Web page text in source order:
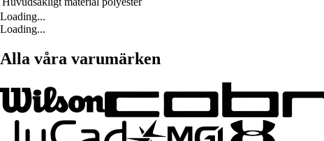
Loading...
Loading...
Alla våra varumärken